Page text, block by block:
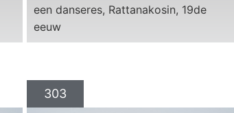
een danseres, Rattanakosin, 19de
eeuw
303